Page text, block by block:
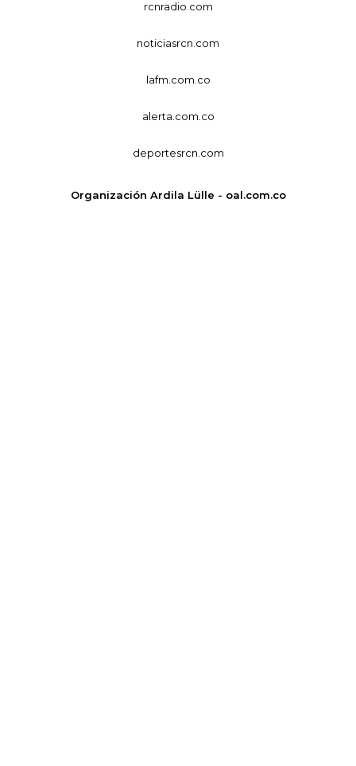
rcnradio.com
noticiasrcn.com
lafm.com.co
alerta.com.co
deportesrcn.com
Organización Ardila Lülle - oal.com.co